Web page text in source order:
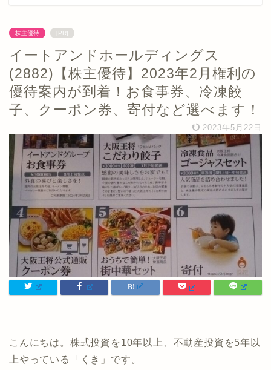
株主優待 [PR]
イートアンドホールディングス
(2882)【株主優待】2023年2月権利の
優待案内が到着！お食事券、冷凍餃
子、クーポン券、寄付など選べます！
2023年5月22日
こんにちは。株式投資を10年以上、不動産投資を5年以
上やっている「くき」です。